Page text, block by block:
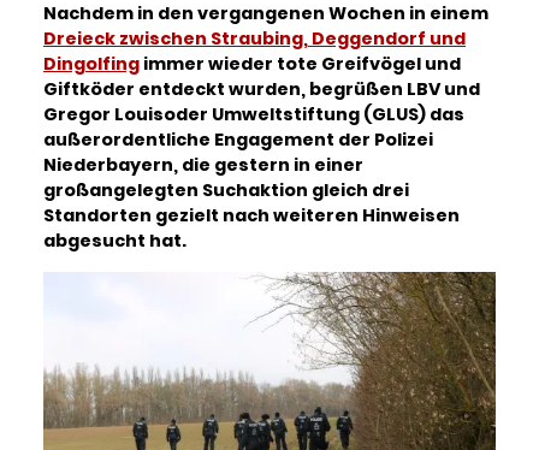
Nachdem in den vergangenen Wochen in einem
Dreieck zwischen Straubing, Deggendorf und
Dingolfing immer wieder tote Greifvögel und
Giftköder entdeckt wurden, begrüßen LBV und
Gregor Louisoder Umweltstiftung (GLUS) das
außerordentliche Engagement der Polizei
Niederbayern, die gestern in einer
großangelegten Suchaktion gleich drei
Standorten gezielt nach weiteren Hinweisen
abgesucht hat.